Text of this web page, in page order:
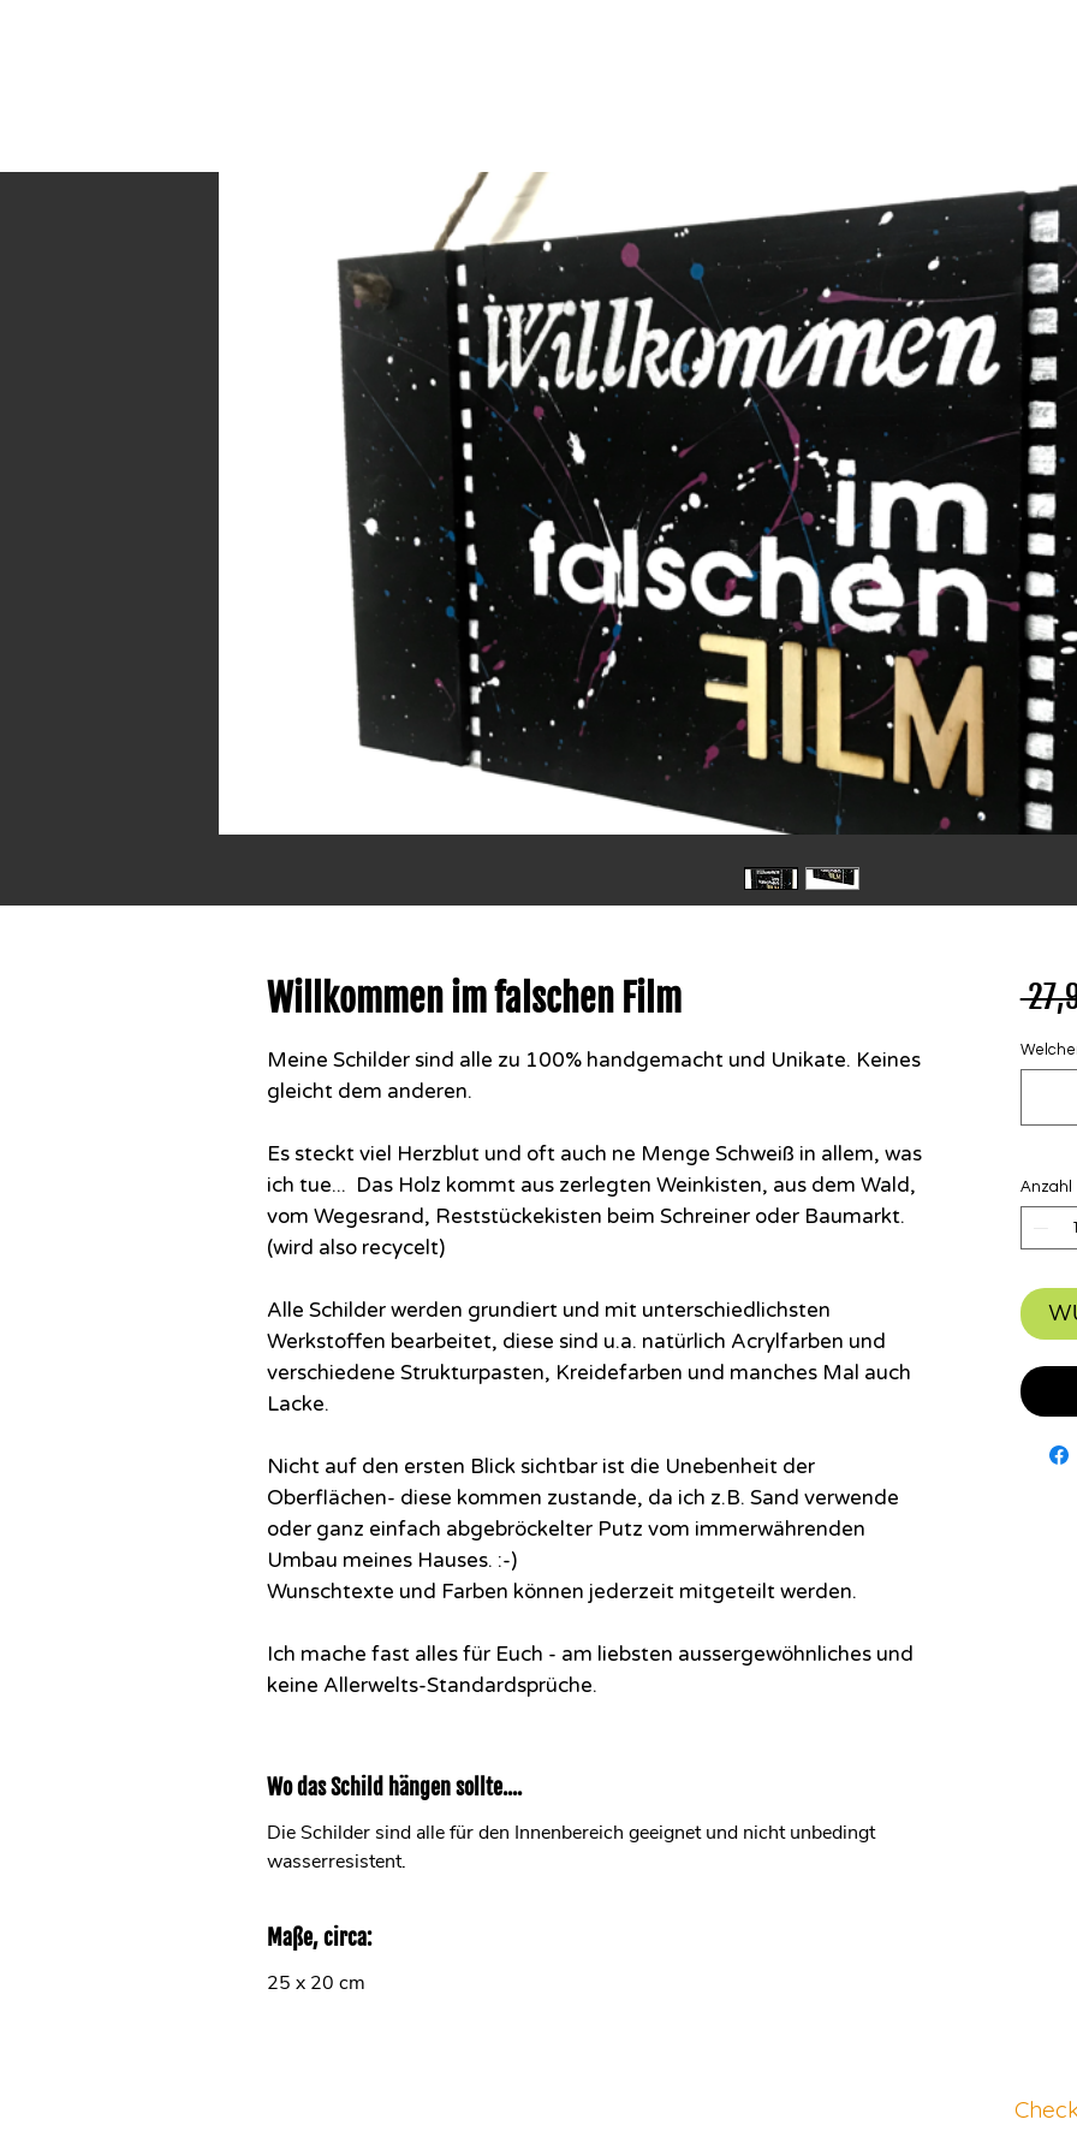
Willkommen im falschen Film
Meine Schilder sind alle zu 100% handgemacht und Unikate. Keines
gleicht dem anderen.
Es steckt viel Herzblut und oft auch ne Menge Schweiß in allem, was
ich tue... Das Holz kommt aus zerlegten Weinkisten, aus dem Wald,
vom Wegesrand, Reststückekisten beim Schreiner oder Baumarkt.
(wird also recycelt)
Alle Schilder werden grundiert und mit unterschiedlichsten
Werkstoffen bearbeitet, diese sind u.a. natürlich Acrylfarben und
verschiedene Strukturpasten, Kreidefarben und manches Mal auch
Lacke.
Nicht auf den ersten Blick sichtbar ist die Unebenheit der
Oberflächen- diese kommen zustande, da ich z.B. Sand verwende
oder ganz einfach abgebröckelter Putz vom immerwährenden
Umbau meines Hauses. :-)
Wunschtexte und Farben können jederzeit mitgeteilt werden.
Ich mache fast alles für Euch - am liebsten aussergewöhnliches und
keine Allerwelts-Standardsprüche.
Wo das Schild hängen sollte....
Die Schilder sind alle für den Innenbereich geeignet und nicht unbedingt
wasserresistent.
Maße, circa:
25 x 20 cm
Anzahl